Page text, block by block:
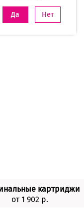
Да Нет
картриджи
от 1 902 р.